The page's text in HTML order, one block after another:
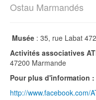
Ostau Marmandés
Musée : 35, rue Labat
Activités associatives
47200 Marmande
Pour plus d'information :
http://www.facebook.com/